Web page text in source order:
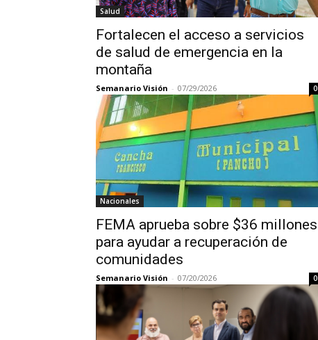
Salud
Fortalecen el acceso a servicios
de salud de emergencia en la
montaña
Semanario Visión - 07/29/2026 0
Nacionales
FEMA aprueba sobre $36 millones
para ayudar a recuperación de
comunidades
Semanario Visión - 07/20/2026 0